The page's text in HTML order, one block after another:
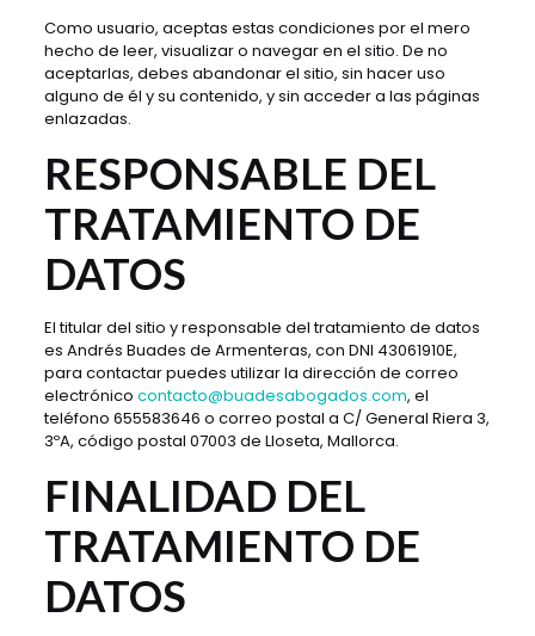
Como usuario, aceptas estas condiciones por el mero
hecho de leer, visualizar o navegar en el sitio. De no
aceptarlas, debes abandonar el sitio, sin hacer uso
alguno de él y su contenido, y sin acceder a las páginas
enlazadas.
RESPONSABLE DEL
TRATAMIENTO DE
DATOS
El titular del sitio y responsable del tratamiento de datos
es Andrés Buades de Armenteras, con DNI 43061910E,
para contactar puedes utilizar la dirección de correo
electrónico contacto@buadesabogados.com, el
teléfono 655583646 o correo postal a C/ General Riera 3,
3ºA, código postal 07003 de Lloseta, Mallorca.
FINALIDAD DEL
TRATAMIENTO DE
DATOS